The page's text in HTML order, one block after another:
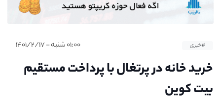
#خبری ۰۱:۰۰ شنبه - ۱۴۰۱/۲/۱۷
خرید خانه در پرتغال با پرداخت مستقیم
بیت کوین